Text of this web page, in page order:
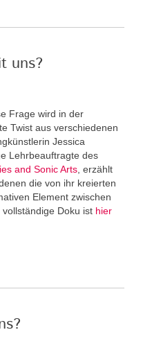
uns?
Frage wird in der
Twist aus verschiedenen
Jessica
Lehrbeauftragte des
and Sonic Arts , erzählt
die von ihr kreierten
Element zwischen
Doku ist hier